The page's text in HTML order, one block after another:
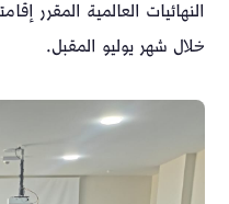
النهائيات العالمية المقرر
خلال شهر يوليو المقبل.